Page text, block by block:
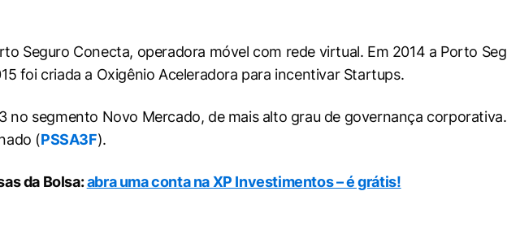
Seguro Conecta, operadora móvel com rede virtual. Em 2014 a Porto
foi criada a Oxigênio Aceleradora para incentivar Startups.
no segmento Novo Mercado, de mais alto grau de governança
(PSSA3F).
da Bolsa:abra uma conta na XP Investimentos – é grátis!